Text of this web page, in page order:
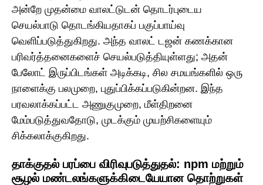
அன்றே முதன்மை வாலட்டுடன் தொடர்புடைய
செயல்பாடு தொடங்கியதாகப் பகுப்பாய்வு
வெளிப்படுத்துகிறது. அந்த வாலட் டஜன் கணக்கான
பரிவர்த்தனைகளைச் செயல்படுத்தியுள்ளது; அதன்
பேலோட் இருப்பிடங்கள் அடிக்கடி, சில சமயங்களில் ஒரு
நாளைக்கு பலமுறை, புதுப்பிக்கப்படுகின்றன. இந்த
பரவலாக்கப்பட்ட அணுகுமுறை, மீள்திறனை
மேம்படுத்துவதோடு, முடக்கும் முயற்சிகளையும்
சிக்கலாக்குகிறது.
தாக்குதல் பரப்பை விரிவுபடுத்துதல்: npm மற்றும்
சூழல் மண்டலங்களுக்கிடையேயான தொற்றுகள்